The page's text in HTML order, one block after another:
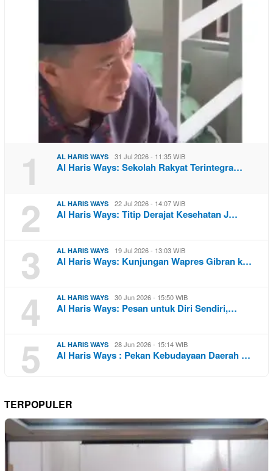
1 AL HARIS WAYS 31 Jul 2026 - 11:35 WIB
Al Haris Ways: Sekolah Rakyat Terintegra…
2 AL HARIS WAYS 22 Jul 2026 - 14:07 WIB
Al Haris Ways: Titip Derajat Kesehatan J…
3 AL HARIS WAYS 19 Jul 2026 - 13:03 WIB
Al Haris Ways: Kunjungan Wapres Gibran k…
4 AL HARIS WAYS 30 Jun 2026 - 15:50 WIB
Al Haris Ways: Pesan untuk Diri Sendiri,…
5 AL HARIS WAYS 28 Jun 2026 - 15:14 WIB
Al Haris Ways : Pekan Kebudayaan Daerah …
TERPOPULER